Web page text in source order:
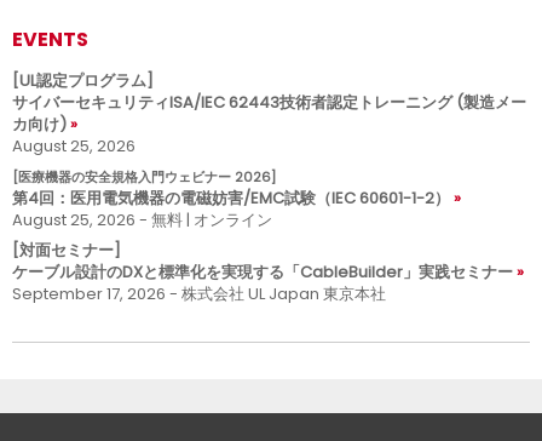
EVENTS
[UL認定プログラム]
サイバーセキュリティISA/IEC 62443技術者認定トレーニング (製造メー
カ向け)
August 25, 2026
[医療機器の安全規格入門ウェビナー 2026]
第4回：医用電気機器の電磁妨害/EMC試験（IEC 60601-1-2）
August 25, 2026 - 無料 | オンライン
[対面セミナー]
ケーブル設計のDXと標準化を実現する「CableBuilder」実践セミナー
September 17, 2026 - 株式会社 UL Japan 東京本社